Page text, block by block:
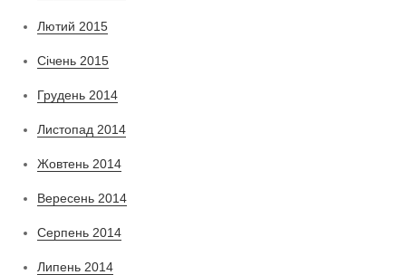
Лютий 2015
Січень 2015
Грудень 2014
Листопад 2014
Жовтень 2014
Вересень 2014
Серпень 2014
Липень 2014